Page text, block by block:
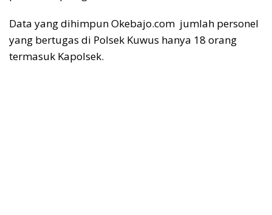
Data yang dihimpun Okebajo.com jumlah personel
yang bertugas di Polsek Kuwus hanya 18 orang
termasuk Kapolsek.